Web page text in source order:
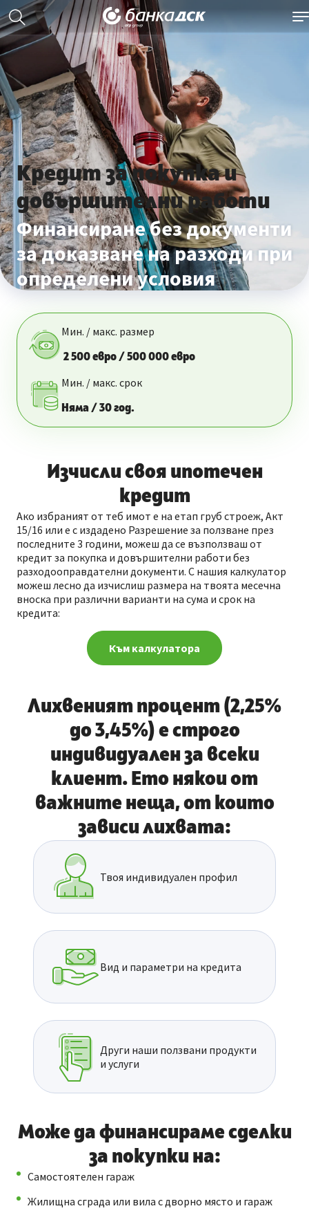
Кредит за покупка и
довършителни работи
Финансиране без документи
за доказване на разходи при
определени условия
Мин. / макс. размер
2 500 евро / 500 000 евро
Мин. / макс. срок
Няма / 30 год.
Изчисли своя ипотечен
кредит
Ако избраният от теб имот е на етап груб строеж, Акт
15/16 или е с издадено Разрешение за ползване през
последните 3 години, можеш да се възползваш от
кредит за покупка и довършителни работи без
разходооправдателни документи. С нашия калкулатор
можеш лесно да изчислиш размера на твоята месечна
вноска при различни варианти на сума и срок на
кредита:
Към калкулатора
Лихвеният процент (2,25%
до 3,45%) е строго
индивидуален за всеки
клиент. Eто някои от
важните неща, от които
зависи лихвата:
Твоя индивидуален профил
Вид и параметри на кредита
Други наши ползвани продукти
и услуги
Може да финансираме сделки
за покупки на:
Самостоятелен гараж
Жилищна сграда или вила с дворно място и гараж